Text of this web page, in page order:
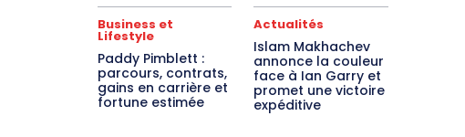
Business et
Lifestyle
Paddy Pimblett :
parcours, contrats,
gains en carrière et
fortune estimée
Actualités
Islam Makhachev
annonce la couleur
face à Ian Garry et
promet une victoire
expéditive